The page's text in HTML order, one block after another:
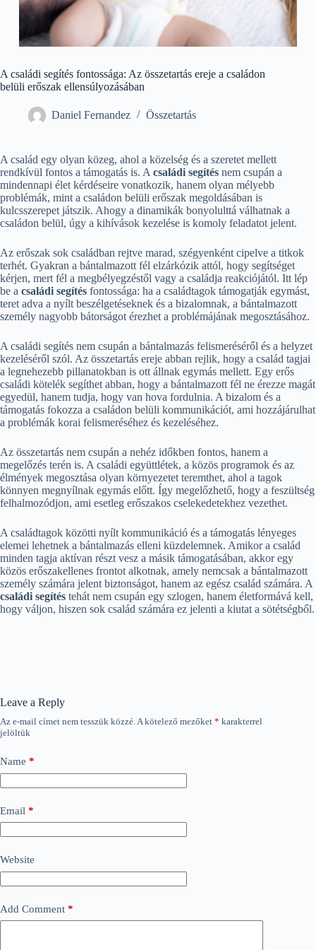
A családi segítés fontossága: Az összetartás ereje a családon
belüli erőszak ellensúlyozásában
Daniel Fernandez Összetartás
A család egy olyan közeg, ahol a közelség és a szeretet mellett
rendkívül fontos a támogatás is. A családi segítés nem csupán a
mindennapi élet kérdéseire vonatkozik, hanem olyan mélyebb
problémák, mint a családon belüli erőszak megoldásában is
kulcsszerepet játszik. Ahogy a dinamikák bonyolulttá válhatnak a
családon belül, úgy a kihívások kezelése is komoly feladatot jelent.
Az erőszak sok családban rejtve marad, szégyenként cipelve a titkok
terhét. Gyakran a bántalmazott fél elzárkózik attól, hogy segítséget
kérjen, mert fél a megbélyegzéstől vagy a családja reakciójától. Itt lép
be a családi segítés fontossága: ha a családtagok támogatják egymást,
teret adva a nyílt beszélgetéseknek és a bizalomnak, a bántalmazott
személy nagyobb bátorságot érezhet a problémájának megosztásához.
A családi segítés nem csupán a bántalmazás felismeréséről és a helyzet
kezeléséről szól. Az összetartás ereje abban rejlik, hogy a család tagjai
a legnehezebb pillanatokban is ott állnak egymás mellett. Egy erős
családi kötelék segíthet abban, hogy a bántalmazott fél ne érezze magát
egyedül, hanem tudja, hogy van hova fordulnia. A bizalom és a
támogatás fokozza a családon belüli kommunikációt, ami hozzájárulhat
a problémák korai felismeréséhez és kezeléséhez.
Az összetartás nem csupán a nehéz időkben fontos, hanem a
megelőzés terén is. A családi együttlétek, a közös programok és az
élmények megosztása olyan környezetet teremthet, ahol a tagok
könnyen megnyílnak egymás előtt. Így megelőzhető, hogy a feszültség
felhalmozódjon, ami esetleg erőszakos cselekedetekhez vezethet.
A családtagok közötti nyílt kommunikáció és a támogatás lényeges
elemei lehetnek a bántalmazás elleni küzdelemnek. Amikor a család
minden tagja aktívan részt vesz a másik támogatásában, akkor egy
közös erőszakellenes frontot alkotnak, amely nemcsak a bántalmazott
személy számára jelent biztonságot, hanem az egész család számára. A
családi segítés tehát nem csupán egy szlogen, hanem életformává kell,
hogy váljon, hiszen sok család számára ez jelenti a kiutat a sötétségből.
Leave a Reply
Az e-mail címet nem tesszük közzé.A kötelező mezőket * karakterrel
jelöltük
Name *
Email *
Website
Add Comment *